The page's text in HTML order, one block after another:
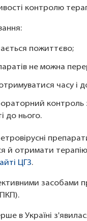
контролю
пожиттєво;
не можна
часу і
контроль
до нього.
й отримати
ЦГЗ.
засобами
в Україні